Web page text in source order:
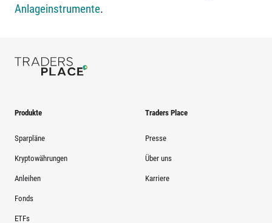
Anlageinstrumente.
Produkte
Sparpläne
Kryptowährungen
Anleihen
Fonds
ETFs
Traders Place
Presse
Über uns
Karriere